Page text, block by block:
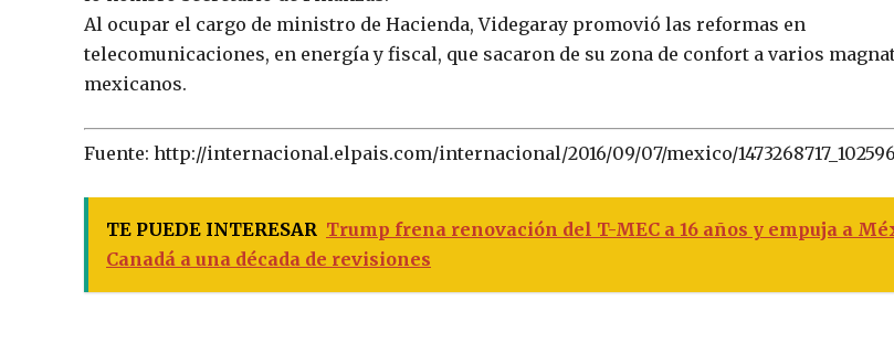
Al ocupar el cargo de ministro de Hacienda, Videgaray promovió las reformas en
telecomunicaciones, en energía y fiscal, que sacaron de su zona de confort a varios
mexicanos.
Fuente: http://internacional.elpais.com/internacional/2016/09/07/mexico/
TE PUEDE INTERESAR Trump frena renovación del T-MEC a 16 años y empuja a
Canadá a una década de revisiones